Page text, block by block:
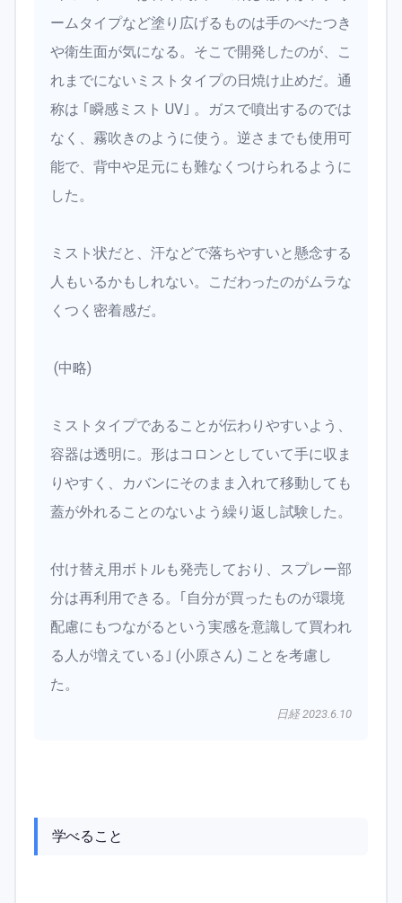
ームタイプなど塗り広げるものは手のべたつき
や衛生面が気になる。そこで開発したのが、こ
れまでにないミストタイプの日焼け止めだ。通
称は ｢瞬感ミスト UV｣ 。ガスで噴出するのでは
なく、霧吹きのように使う。逆さまでも使用可
能で、背中や足元にも難なくつけられるように
した。
ミスト状だと、汗などで落ちやすいと懸念する
人もいるかもしれない。こだわったのがムラな
くつく密着感だ。
(中略)
ミストタイプであることが伝わりやすいよう、
容器は透明に。形はコロンとしていて手に収ま
りやすく、カバンにそのまま入れて移動しても
蓋が外れることのないよう繰り返し試験した。
付け替え用ボトルも発売しており、スプレー部
分は再利用できる。｢自分が買ったものが環境
配慮にもつながるという実感を意識して買われ
る人が増えている｣ (小原さん) ことを考慮し
た。
日経 2023.6.10
学べること